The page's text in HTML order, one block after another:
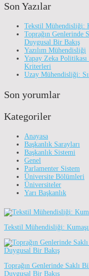
Son Yazılar
Tekstil Mühendisliği:
Toprağın Genlerinde
Duygusal Bir Bakış
Yazılım Mühendisliği
Yapay Zeka
Kriterleri
Uzay Mühendisliği:
Son yorumlar
Kategoriler
Anayasa
Başkanlık Sarayları
Başkanlık Sistemi
Genel
Parlamenter Sistem
Üniversite Bölümleri
Üniversiteler
Yarı Başkanlık
Tekstil Mühendisliği:
Toprağın Genlerinde Saklı
Duygusal Bir Bakış